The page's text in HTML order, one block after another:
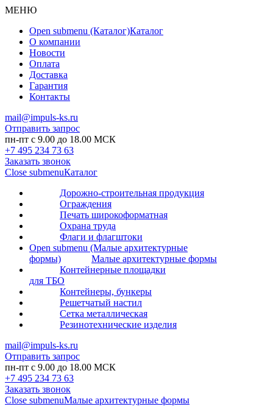
МЕНЮ
Open submenu (Каталог)Каталог
О компании
Новости
Оплата
Доставка
Гарантия
Контакты
mail@impuls-ks.ru
Отправить запрос
пн-пт с 9.00 до 18.00 МСК
+7 495 234 73 63
Заказать звонок
Close submenuКаталог
Дорожно-строительная продукция
Ограждения
Печать широкоформатная
Охрана труда
Флаги и флагштоки
Open submenu (Малые архитектурные
формы)
Малые архитектурные формы
Контейнерные площадки
для ТБО
Контейнеры, бункеры
Решетчатый настил
Сетка металлическая
Резинотехнические изделия
mail@impuls-ks.ru
Отправить запрос
пн-пт с 9.00 до 18.00 МСК
+7 495 234 73 63
Заказать звонок
Close submenuМалые архитектурные формы